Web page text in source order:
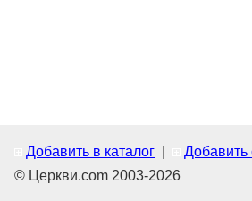
Добавить в каталог Добавить
© Церкви.com 2003-2026